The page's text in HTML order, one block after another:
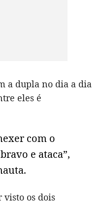
a dupla no dia a dia
eles é
com o
e ataca”,
visto os dois